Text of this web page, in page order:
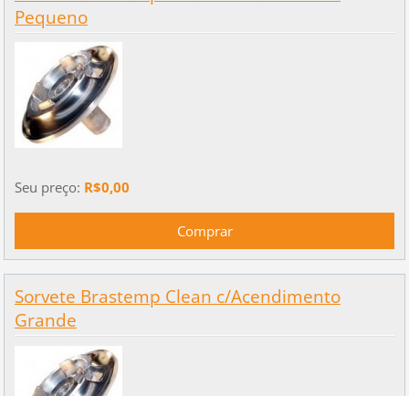
Pequeno
Seu preço: R$0,00
Sorvete Brastemp Clean c/Acendimento
Grande